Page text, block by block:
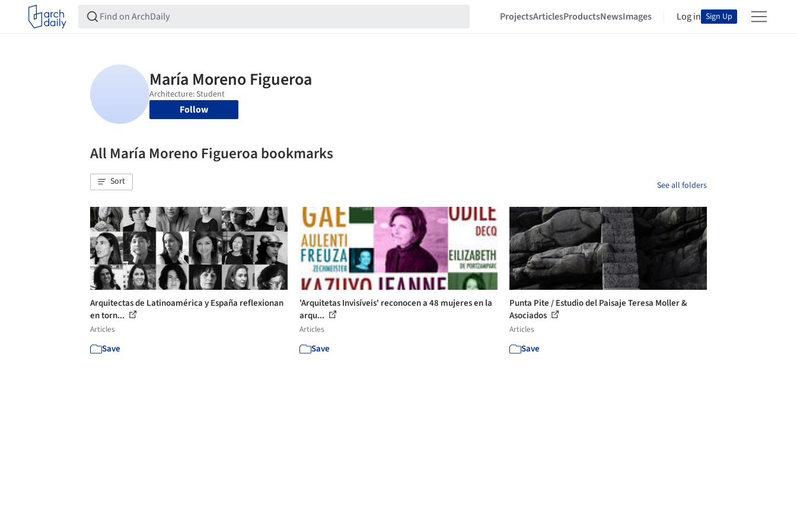
ProjectsArticlesProductsNewsImages Log in Sign Up
Follow
All María Moreno Figueroa bookmarks
Sort See all folders
Arquitectas de Latinoamérica y España reflexionan
en torn...
Articles
Save
'Arquitetas Invisíveis' reconocen a 48 mujeres en la
arqu...
Articles
Save
Punta Pite / Estudio del Paisaje Teresa Moller &
Asociados
Articles
Save